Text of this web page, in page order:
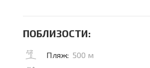
ПОБЛИЗОСТИ:
Пляж: 500 м